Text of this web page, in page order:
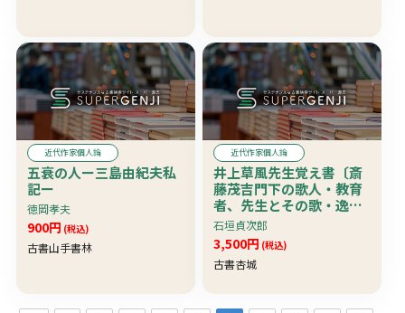
近代作家個人論
五衰の人ー三島由紀夫私
記ー
徳岡孝夫
900円 (税込)
古書山手書林
近代作家個人論
井上草風先生覚え書〔斎
藤茂吉門下の歌人・教育
者、先生とその歌・逸
事・年譜他〕 珍資料
石垣貞次郎
3,500円 (税込)
古書杏城